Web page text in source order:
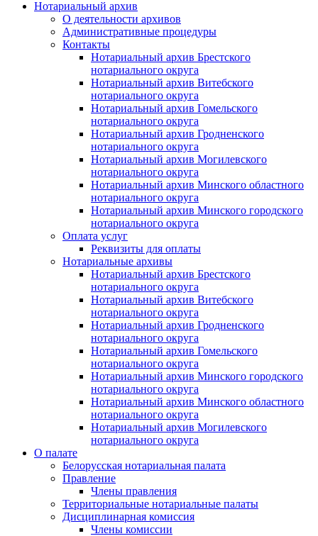
Нотариальный архив
О деятельности архивов
Административные процедуры
Контакты
Нотариальный архив Брестского
нотариального округа
Нотариальный архив Витебского
нотариального округа
Нотариальный архив Гомельского
нотариального округа
Нотариальный архив Гродненского
нотариального округа
Нотариальный архив Могилевского
нотариального округа
Нотариальный архив Минского областного
нотариального округа
Нотариальный архив Минского городского
нотариального округа
Оплата услуг
Реквизиты для оплаты
Нотариальные архивы
Нотариальный архив Брестского
нотариального округа
Нотариальный архив Витебского
нотариального округа
Нотариальный архив Гродненского
нотариального округа
Нотариальный архив Гомельского
нотариального округа
Нотариальный архив Минского городского
нотариального округа
Нотариальный архив Минского областного
нотариального округа
Нотариальный архив Могилевского
нотариального округа
О палате
Белорусская нотариальная палата
Правление
Члены правления
Территориальные нотариальные палаты
Дисциплинарная комиссия
Члены комиссии